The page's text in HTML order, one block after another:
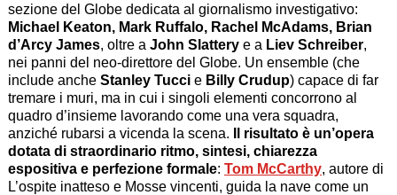
sezione del Globe dedicata al giornalismo investigativo:
Michael Keaton, Mark Ruffalo, Rachel McAdams, Brian
d’Arcy James, oltre a John Slatterye a Liev Schreiber,
nei panni del neo-direttore del Globe. Un ensemble (che
include anche Stanley Tuccie Billy Crudup) capace di far
tremare i muri, ma in cui i singoli elementi concorrono al
quadro d’insieme lavorando come una vera squadra,
anziché rubarsi a vicenda la scena.
Il risultato è un’opera
dotata di straordinario ritmo, sintesi, chiarezza
espositiva e perfezione formale: Tom McCarthy, autore di
L’ospite inatteso e Mosse vincenti, guida la nave come un